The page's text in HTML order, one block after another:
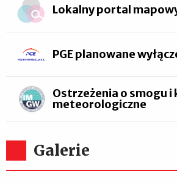
Lokalny portal
PGE planowane
Ostrzeżenia o smogu
meteorologiczne
Galerie